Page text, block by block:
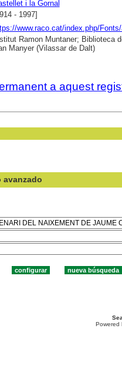
i la Gornal
- 1997]
www.raco.cat/index.php/
Ramon Muntaner; Biblioteca
Manyer (Vilassar de Dalt)
a aquest
avanzado
Powered